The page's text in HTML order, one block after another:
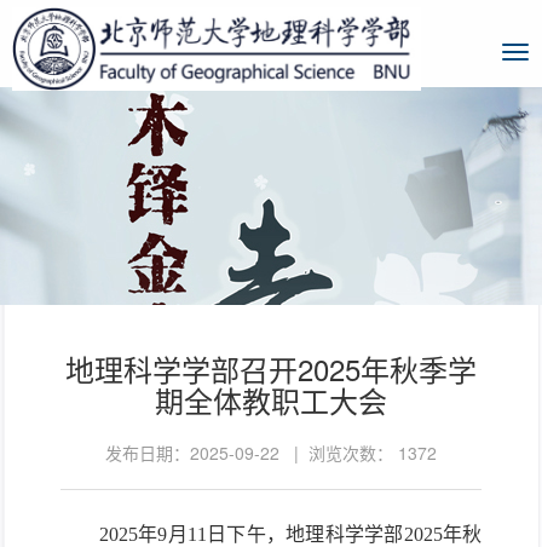
地理科学学部召开2025年秋季学
期全体教职工大会
发布日期：2025-09-22 | 浏览次数： 1372
2025年9月 11 日下午，地理科学学部2025年秋